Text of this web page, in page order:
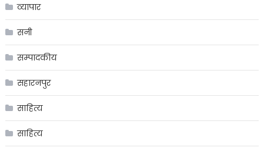
व्यापार
सनी
सम्पादकीय
सहारनपुर
साहित्य
साहित्य